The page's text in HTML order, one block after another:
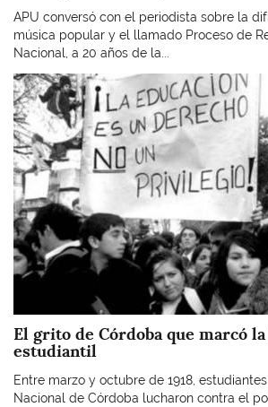
APU conversó con el periodista sobre la
música popular y el llamado Proceso de
Nacional, a 20 años de la...
Imagen
El grito de Córdoba que marcó
estudiantil
Entre marzo y octubre de 1918,
Nacional de Córdoba lucharon contra el